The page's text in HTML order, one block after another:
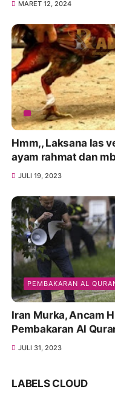
MARET 12, 2024
Hmm,, Laksana las
ayam rahmat dan
JULI 19, 2023
PEMBAKARAN AL
Iran Murka, Ancam
Pembakaran Al
JULI 31, 2023
LABELS CLOUD